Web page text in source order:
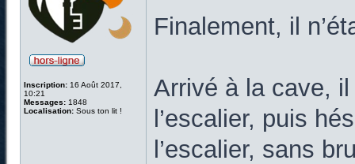
Inscription: 16 Août 2017,
10:21
Messages: 1848
Localisation: Sous ton lit !
Finalement, il
Arrivé à la cave,
l’escalier, puis
l’escalier, sans